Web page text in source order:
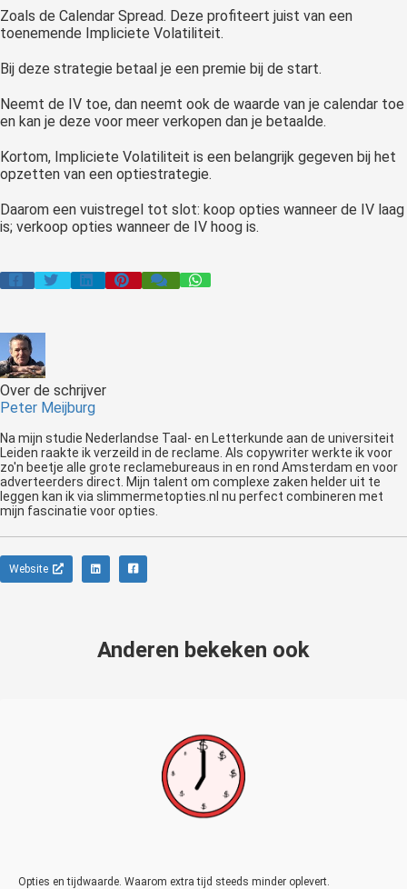
Zoals de Calendar Spread. Deze profiteert juist van een
toenemende Impliciete Volatiliteit.
Bij deze strategie betaal je een premie bij de start.
Neemt de IV toe, dan neemt ook de waarde van je calendar toe
en kan je deze voor meer verkopen dan je betaalde.
Kortom, Impliciete Volatiliteit is een belangrijk gegeven bij het
opzetten van een optiestrategie.
Daarom een vuistregel tot slot: koop opties wanneer de IV laag
is; verkoop opties wanneer de IV hoog is.
Over de schrijver
Peter Meijburg
Na mijn studie Nederlandse Taal- en Letterkunde aan de universiteit
Leiden raakte ik verzeild in de reclame. Als copywriter werkte ik voor
zo'n beetje alle grote reclamebureaus in en rond Amsterdam en voor
adverteerders direct. Mijn talent om complexe zaken helder uit te
leggen kan ik via slimmermetopties.nl nu perfect combineren met
mijn fascinatie voor opties.
Website
Anderen bekeken ook
Opties en tijdwaarde. Waarom extra tijd steeds minder oplevert.